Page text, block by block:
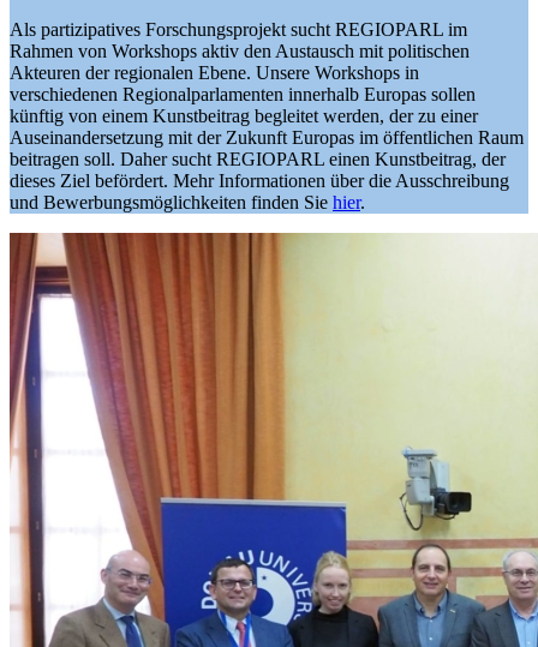
Als partizipatives Forschungsprojekt sucht REGIOPARL im
Rahmen von Workshops aktiv den Austausch mit politischen
Akteuren der regionalen Ebene. Unsere Workshops in
verschiedenen Regionalparlamenten innerhalb Europas sollen
künftig von einem Kunstbeitrag begleitet werden, der zu einer
Auseinandersetzung mit der Zukunft Europas im öffentlichen Raum
beitragen soll. Daher sucht REGIOPARL einen Kunstbeitrag, der
dieses Ziel befördert. Mehr Informationen über die Ausschreibung
und Bewerbungsmöglichkeiten finden Sie hier.